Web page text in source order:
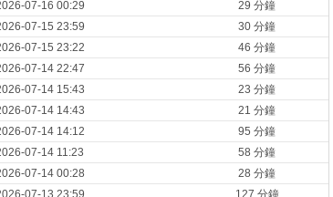
07-16 00:29
29 分鐘
07-15 23:59
30 分鐘
07-15 23:22
46 分鐘
07-14 22:47
56 分鐘
07-14 15:43
23 分鐘
07-14 14:43
21 分鐘
07-14 14:12
95 分鐘
07-14 11:23
58 分鐘
07-14 00:28
28 分鐘
07-13 23:59 127 分鐘